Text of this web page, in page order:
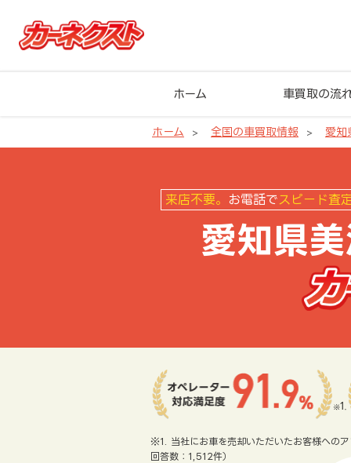
ホーム 車買取の流
ホーム 全国の車買取情報 愛知
来店不要。 お電話で スピード査
愛知県
※1. 当社にお車を売却いただいたお客様への
回答数：1,512件）